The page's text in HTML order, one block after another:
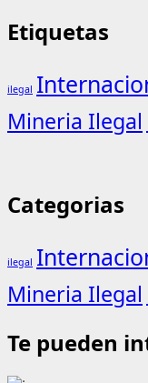
Etiquetas
ilegal
Mineria Ilegal
Categorias
ilegal
Mineria Ilegal
Te pueden